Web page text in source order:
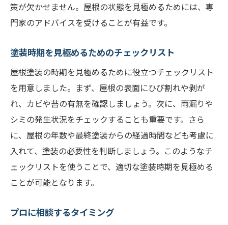
策が欠かせません。屋根の状態を見極めるためには、専
門家のアドバイスを受けることが有益です。
塗装時期を見極めるためのチェックリスト
屋根塗装の時期を見極めるために役立つチェックリスト
を用意しました。まず、屋根の表面にひび割れや剥が
れ、カビや苔の有無を確認しましょう。次に、雨漏りや
シミの発生状況をチェックすることも重要です。さら
に、屋根の年数や最終塗装からの経過時間なども考慮に
入れて、塗装の必要性を判断しましょう。このようなチ
ェックリストを使うことで、適切な塗装時期を見極める
ことが可能となります。
プロに相談するタイミング